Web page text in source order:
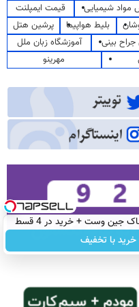
مواد شیمیایی
قیمت ایمپلنت
بلیط هواپیما
پرشین هتل
جراح بینی
آموزشگاه زبان ملل
مهرینو
خرید با تخفیف